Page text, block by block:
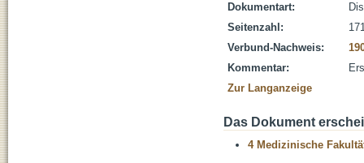
Dokumentart:
Seitenzahl:
Verbund-Nachweis:
Kommentar:
Zur Langanzeige
Das Dokument
4 Medizinische